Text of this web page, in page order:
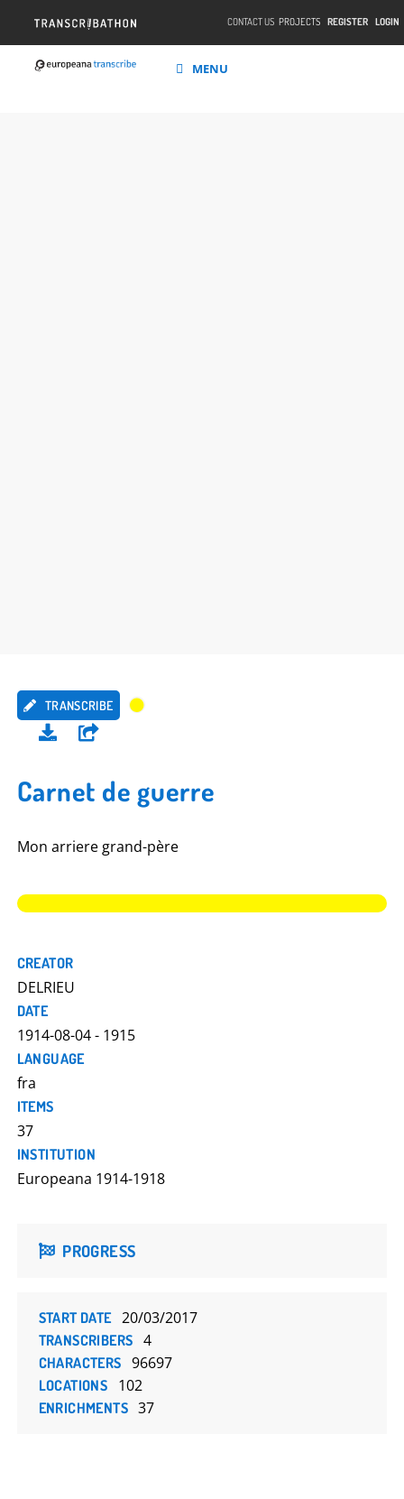
CONTACT US PROJECTS REGISTER LOGIN
MENU
TRANSCRIBE
Carnet de guerre
Mon arriere grand-père
CREATOR
DELRIEU
DATE
1914-08-04 - 1915
LANGUAGE
fra
ITEMS
37
INSTITUTION
Europeana 1914-1918
PROGRESS
START DATE 20/03/2017
TRANSCRIBERS 4
CHARACTERS 96697
LOCATIONS 102
ENRICHMENTS 37